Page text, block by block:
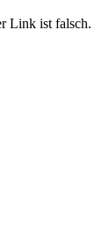
Link ist falsch.